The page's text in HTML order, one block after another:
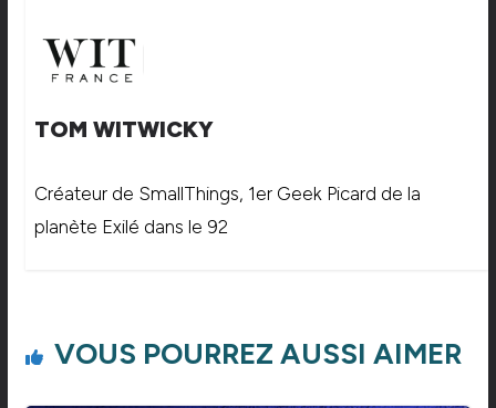
TOM WITWICKY
Créateur de SmallThings, 1er Geek Picard de la
planète Exilé dans le 92
VOUS POURREZ AUSSI AIMER